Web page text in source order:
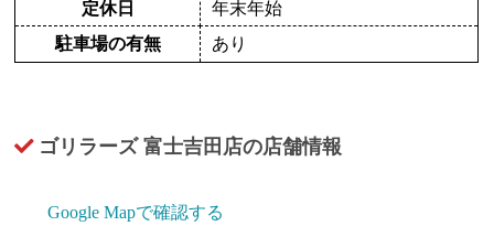
定休日
年末年始
駐車場の有無
あり
ゴリラーズ 富士吉田店の店舗情報
Google Mapで確認する